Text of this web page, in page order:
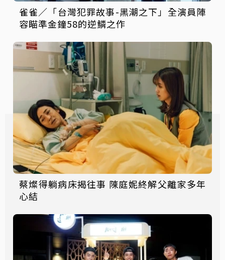
雀雀／「台灣犯罪故事-黑潮之下」全演員陣
容瞄準金鐘58的逆鱗之作
蔡燦得躺病床揭往事 陳庭妮終解父離家多年
心結